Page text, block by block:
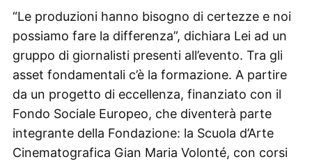
“Le produzioni hanno bisogno di certezze e noi
possiamo fare la differenza”, dichiara Lei ad un
gruppo di giornalisti presenti all’evento. Tra gli
asset fondamentali c’è la formazione. A partire
da un progetto di eccellenza, finanziato con il
Fondo Sociale Europeo, che diventerà parte
integrante della Fondazione: la Scuola d’Arte
Cinematografica Gian Maria Volonté, con corsi